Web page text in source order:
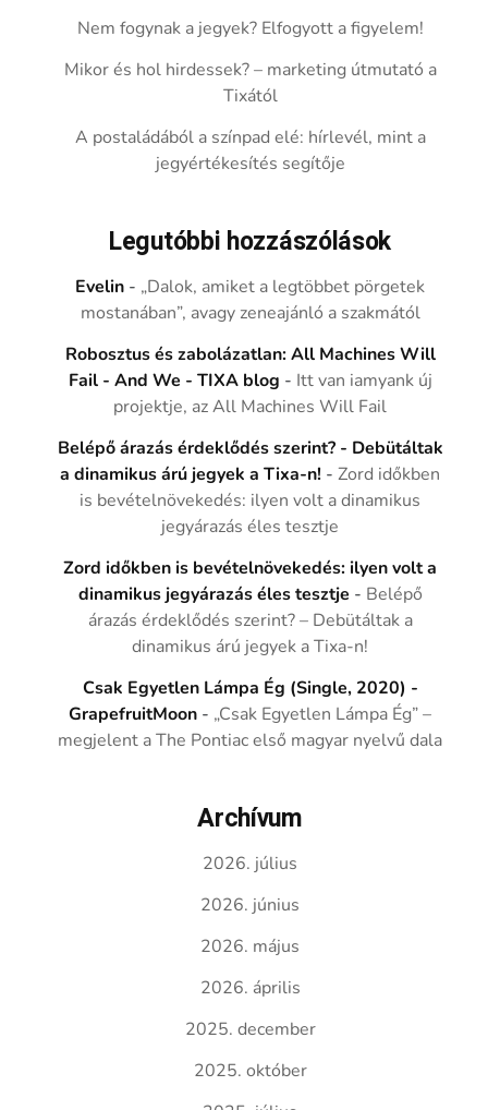
Nem fogynak a jegyek? Elfogyott a figyelem!
Mikor és hol hirdessek? – marketing útmutató a
Tixától
A postaládából a színpad elé: hírlevél, mint a
jegyértékesítés segítője
Legutóbbi hozzászólások
Evelin - „Dalok, amiket a legtöbbet pörgetek
mostanában”, avagy zeneajánló a szakmától
Robosztus és zabolázatlan: All Machines Will
Fail - And We - TIXA blog - Itt van iamyank új
projektje, az All Machines Will Fail
Belépő árazás érdeklődés szerint? - Debütáltak
a dinamikus árú jegyek a Tixa-n! -Zord időkben
is bevételnövekedés: ilyen volt a dinamikus
jegyárazás éles tesztje
Zord időkben is bevételnövekedés: ilyen volt a
dinamikus jegyárazás éles tesztje - Belépő
árazás érdeklődés szerint? – Debütáltak a
dinamikus árú jegyek a Tixa-n!
Csak Egyetlen Lámpa Ég (Single, 2020) -
GrapefruitMoon - „Csak Egyetlen Lámpa Ég” –
megjelent a The Pontiac első magyar nyelvű dala
Archívum
2026. július
2026. június
2026. május
2026. április
2025. december
2025. október